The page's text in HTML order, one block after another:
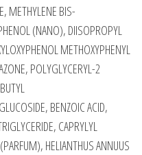
METHYLENE BIS-
(NANO), DIISOPROPYL
METHOXYPHENYL
POLYGLYCERYL-2
BENZOIC ACID,
CAPRYLYL
HELIANTHUS ANNUUS